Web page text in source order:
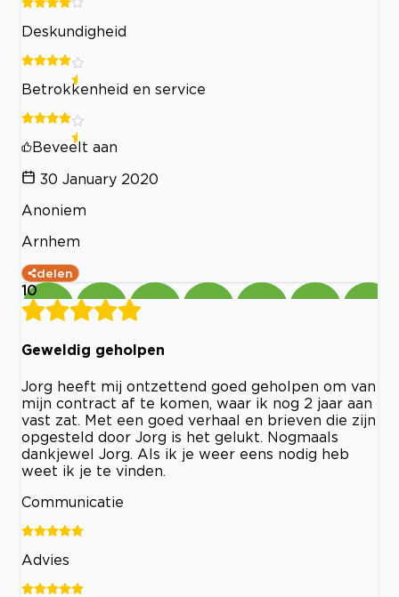
Deskundigheid
Betrokkenheid en service
Beveelt aan
30 January 2020
Anoniem
Arnhem
delen
10
Geweldig geholpen
Jorg heeft mij ontzettend goed geholpen om van
mijn contract af te komen, waar ik nog 2 jaar aan
vast zat. Met een goed verhaal en brieven die zijn
opgesteld door Jorg is het gelukt. Nogmaals
dankjewel Jorg. Als ik je weer eens nodig heb
weet ik je te vinden.
Communicatie
Advies